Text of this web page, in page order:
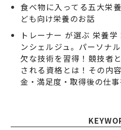
食べ物に入ってる五大栄
ども向け栄養のお話
トレーナー が選ぶ 栄養
ンシェルジュ。パーソナ
欠な技術を習得！競技者
される資格とは！その内
金・満足度・取得後の仕